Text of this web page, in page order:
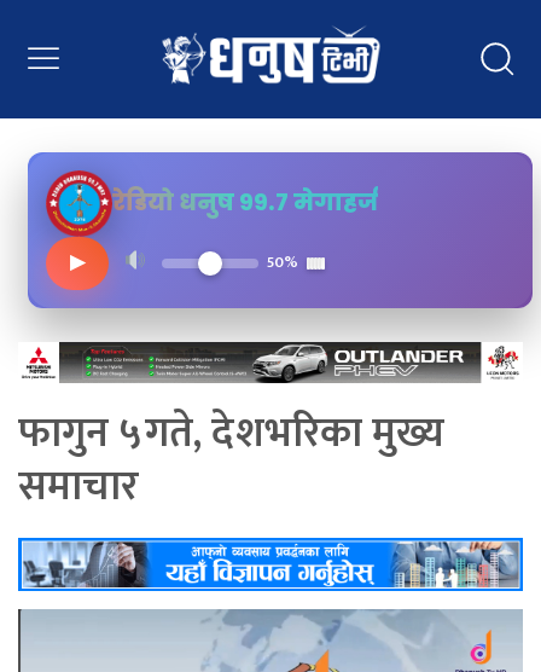
रेडियो धनुष ९९.७ मेगाहर्ज
▶
50%
फागुन ५गते, देशभरिका मुख्य
समाचार